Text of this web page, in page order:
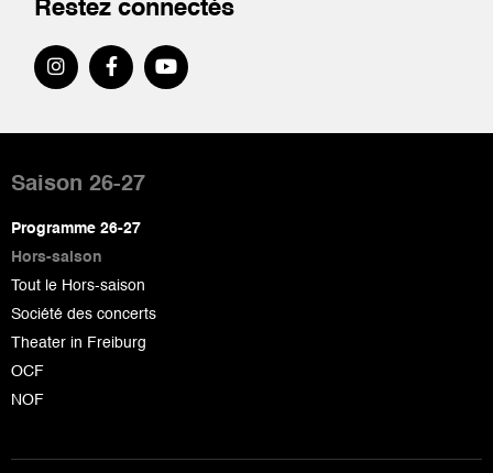
Restez connectés
de
page
Saison 26-27
Programme 26-27
Hors-saison
Tout le Hors-saison
Société des concerts
Theater in Freiburg
OCF
NOF